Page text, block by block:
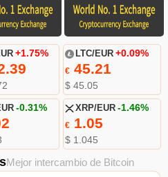
+1.75% LTC/EUR +0.09%
€45.21
$ 45.05
-0.31% XRP/EUR -1.46%
€1.05
$ 1.045
Mejor intercambio de Bitcoin